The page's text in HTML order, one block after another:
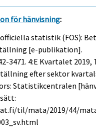
för hänvisning:
statistik (FOS):
[e-publikation].
3471. 4:e Kvartalet 2019,
efter sektor
Statistikcentralen
til/mata/2019/44/